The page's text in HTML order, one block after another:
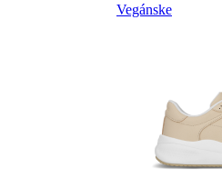
Vegánske